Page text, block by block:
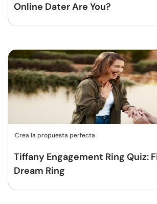
Online Dater Are You?
Crea la propuesta perfecta
Tiffany Engagement Ring Quiz:
Dream Ring